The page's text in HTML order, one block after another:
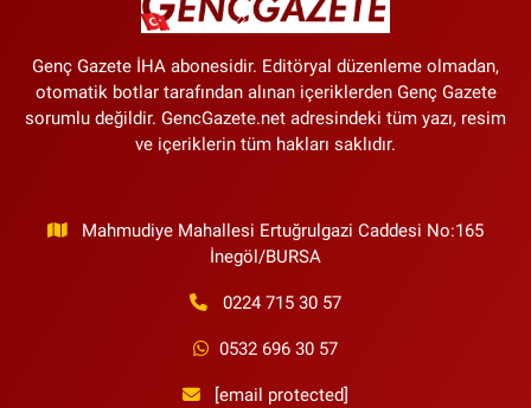
Genç Gazete İHA abonesidir. Editöryal düzenleme olmadan,
otomatik botlar tarafından alınan içeriklerden Genç Gazete
sorumlu değildir. GencGazete.net adresindeki tüm yazı, resim
ve içeriklerin tüm hakları saklıdır.
Mahmudiye Mahallesi Ertuğrulgazi Caddesi No:165
İnegöl/BURSA
0224 715 30 57
0532 696 30 57
[email protected]